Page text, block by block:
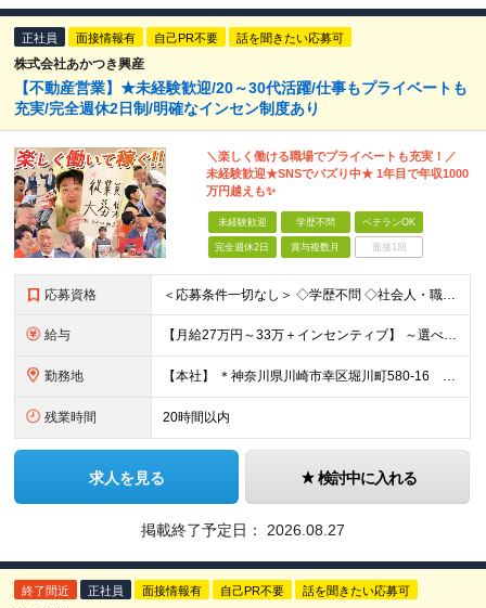
正社員 面接情報有 自己PR不要 話を聞きたい応募可
株式会社あかつき興産
【不動産営業】★未経験歓迎/20～30代活躍/仕事もプライベートも
充実/完全週休2日制/明確なインセン制度あり
＼楽しく働ける職場でプライベートも充実！／
未経験歓迎★SNSでバズり中★ 1年目で年収1000
万円越えも✨
未経験歓迎 学歴不問 ベテランOK
完全週休2日 賞与複数月 面接1回
応募資格 ＜応募条件一切なし＞ ◇学歴不問 ◇社会⼈・職種・業種未経験歓迎 ◇基本的なPCスキルをお持ちの⽅
給与 【⽉給27万円～33万＋インセンティブ】 ～選べる給与制度～ 固定給とインセンティブの割合を選択することが可能◎ ⾯接時にご相談可能です！ ￣￣￣￣￣￣￣￣￣￣￣￣￣￣￣￣￣￣￣ 月収27万円の場合
勤務地 【本社】 ＊神奈川県川崎市幸区堀川町580-16 川崎テックセンター9階 ※転勤はありません ※受動喫煙対策あり(オフィス内分煙)
残業時間 20時間以内
求人を見る 検討中に入れる
掲載終了予定日： 2026.08.27
終了間近 正社員 面接情報有 自己PR不要 話を聞きたい応募可